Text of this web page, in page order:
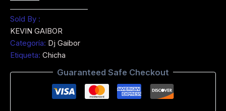
Lagrimas-
Aymara-
Trumpet
Intro
DjGAIBOR
Sold By :
KEVIN GAIBOR
Categoría: Dj Gaibor
Etiqueta: Chicha
Guaranteed Safe Checkout